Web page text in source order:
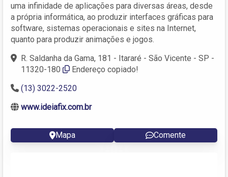
uma infinidade de aplicações para diversas áreas, desde
a própria informática, ao produzir interfaces gráficas para
software, sistemas operacionais e sites na Internet,
quanto para produzir animações e jogos.
R. Saldanha da Gama, 181 - Itararé - São Vicente - SP -
11320-180
Endereço copiado!
(13) 3022-2520
www.ideiafix.com.br
Mapa Comente